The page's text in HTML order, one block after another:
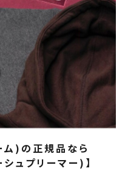
)の正規品なら
ュプリーマー)】